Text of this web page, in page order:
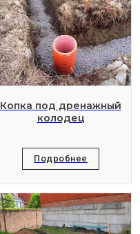
Копка под дренажный
колодец
Подробнее